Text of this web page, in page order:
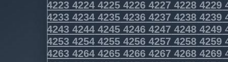
4223 4224 4225 4226 4227 4228 4229
4233 4234 4235 4236 4237 4238 4239
4243 4244 4245 4246 4247 4248 4249
4253 4254 4255 4256 4257 4258 4259
4263 4264 4265 4266 4267 4268 4269